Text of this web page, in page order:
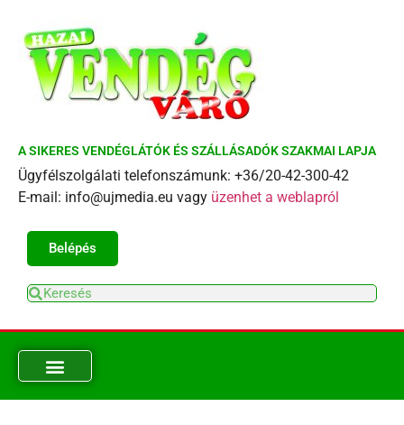
A SIKERES VENDÉGLÁTÓK ÉS SZÁLLÁSADÓK SZAKMAI LAPJA
Ügyfélszolgálati telefonszámunk: +36/20-42-300-42
E-mail: info@ujmedia.eu vagy üzenhet a weblapról
Belépés